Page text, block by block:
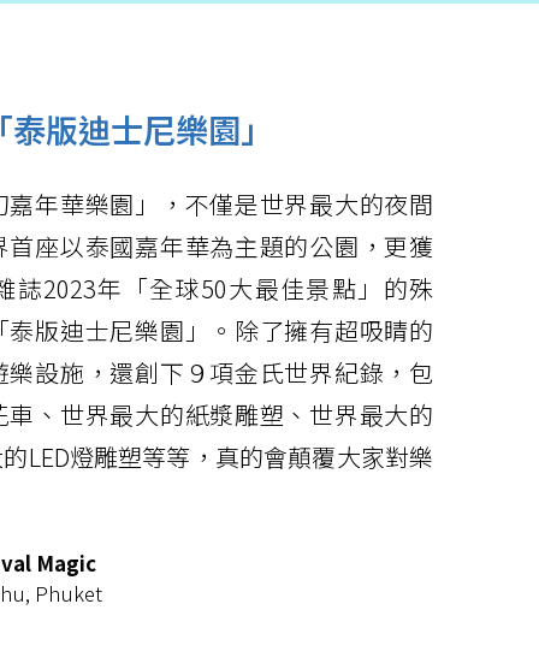
版迪士尼樂園」
年華樂園」，不僅是世界最大的夜間
座以泰國嘉年華為主題的公園，更獲
誌2023年「全球50大最佳景點」的殊
版迪士尼樂園」。除了擁有超吸睛的
設施，還創下９項金氏世界紀錄，包
、世界最大的紙漿雕塑、世界最大的
LED燈雕塑等等，真的會顛覆大家對樂
Magic
Phuket